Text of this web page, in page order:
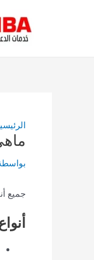
جميع
navigation